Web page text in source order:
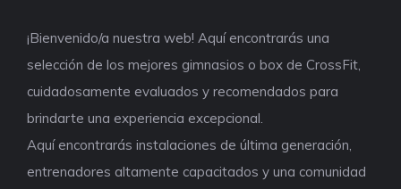
¡Bienvenido/a nuestra web! Aquí encontrarás una
selección de los mejores gimnasios o box de CrossFit,
cuidadosamente evaluados y recomendados para
brindarte una experiencia excepcional.
Aquí encontrarás instalaciones de última generación,
entrenadores altamente capacitados y una comunidad